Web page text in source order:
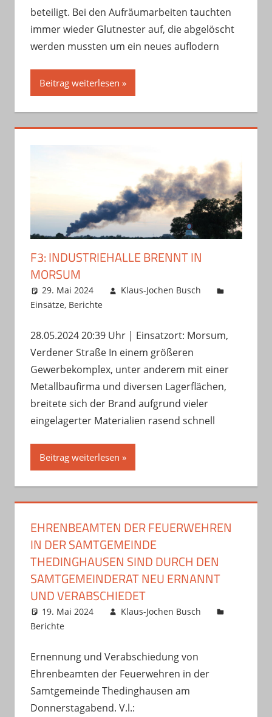
beteiligt. Bei den Aufräumarbeiten tauchten
immer wieder Glutnester auf, die abgelöscht
werden mussten um ein neues auflodern
Beitrag weiterlesen
F3: INDUSTRIEHALLE BRENNT IN
MORSUM
29. Mai 2024
Klaus-Jochen Busch
Einsätze, Berichte
28.05.2024 20:39 Uhr | Einsatzort: Morsum,
Verdener Straße In einem größeren
Gewerbekomplex, unter anderem mit einer
Metallbaufirma und diversen Lagerflächen,
breitete sich der Brand aufgrund vieler
eingelagerter Materialien rasend schnell
Beitrag weiterlesen
EHRENBEAMTEN DER FEUERWEHREN
IN DER SAMTGEMEINDE
THEDINGHAUSEN SIND DURCH DEN
SAMTGEMEINDERAT NEU ERNANNT
UND VERABSCHIEDET
19. Mai 2024
Klaus-Jochen Busch
Berichte
Ernennung und Verabschiedung von
Ehrenbeamten der Feuerwehren in der
Samtgemeinde Thedinghausen am
Donnerstagabend. V.l.: